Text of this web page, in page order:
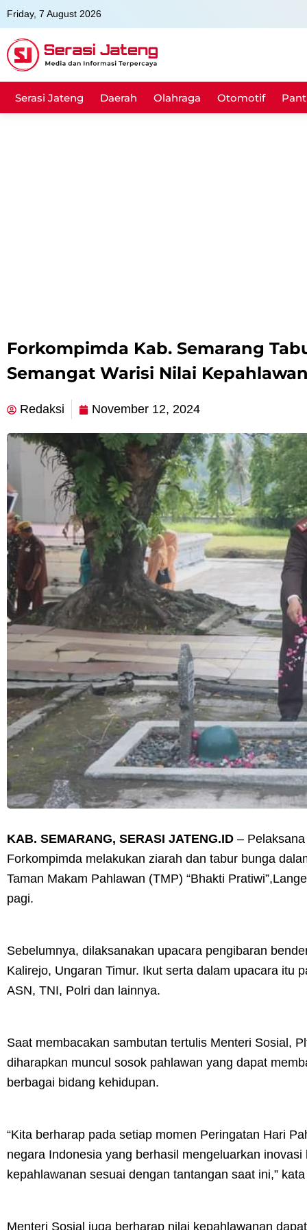
Skip
to
content
Friday, 7 August 2026
Serasi Jateng Daerah Olahraga Otomotif
Forkompimda Kab. Semarang
Semangat Warisi Nilai
Redaksi November 12, 2024
KAB. SEMARANG, SERASI JATENG.ID –
Forkompimda melakukan ziarah dan tabur bunga
Taman Makam Pahlawan (TMP) “Bhakti
pagi.
Sebelumnya, dilaksanakan upacara pengibaran
Kalirejo, Ungaran Timur. Ikut serta dalam upacara itu
ASN, TNI, Polri dan lainnya.
Saat membacakan sambutan tertulis Menteri Sosial,
diharapkan muncul sosok pahlawan yang dapat
berbagai bidang kehidupan.
“Kita berharap pada setiap momen Peringatan Hari
negara Indonesia yang berhasil mengeluarkan
kepahlawanan sesuai dengan tantangan saat ini,”
Menteri Sosial juga berharap nilai kepahlawanan